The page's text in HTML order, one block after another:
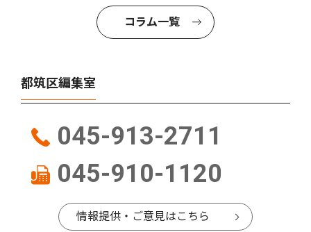
コラム一覧
都筑区編集室
045-913-2711
045-910-1120
情報提供・ご意見はこちら